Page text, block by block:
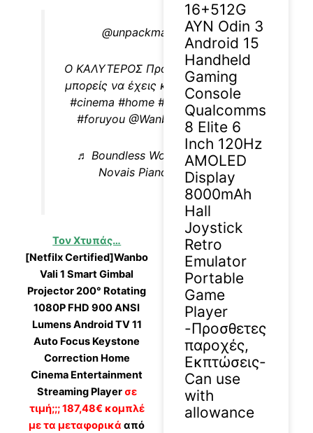
@unpackman.review
O ΚΑΛΥΤΕΡΟΣ Προτζέκτορας που
μπορείς να έχεις κάτω απο 200€.
#cinema #home #top
#projector
#foruyou@Wanbo @BlitzWolf
♬ Boundless Worship – Josué
Novais Piano Worship
Τον Χτυπάς…
[Netfilx Certified]Wanbo
Vali 1 Smart Gimbal
Projector 200° Rotating
1080P FHD 900 ANSI
Lumens Android TV 11
Auto Focus Keystone
Correction Home
Cinema Entertainment
Streaming Player σε
τιμή;;; 187,48€ κομπλέ
με τα μεταφορικά από
16+512G
AYN Odin 3
Android 15
Handheld
Gaming
Console
Qualcomms
8 Elite 6
Inch 120Hz
AMOLED
Display
8000mAh
Hall
Joystick
Retro
Emulator
Portable
Game
Player
-Προσθετες
παροχές,
Εκπτώσεις-
Can use
with
allowance